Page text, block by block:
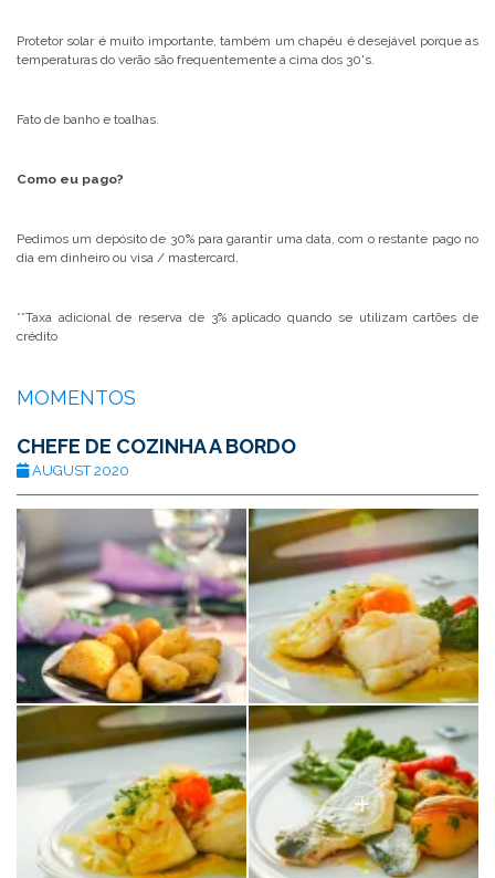
Protetor solar é muito importante, também um chapéu é desejável porque as
temperaturas do verão são frequentemente a cima dos 30's.
Fato de banho e toalhas.
Como eu pago?
Pedimos um depósito de 30% para garantir uma data, com o restante pago no
dia em dinheiro ou visa / mastercard.
**Taxa adicional de reserva de 3% aplicado quando se utilizam cartões de
crédito
MOMENTOS
CHEFE DE COZINHA A BORDO
AUGUST 2020